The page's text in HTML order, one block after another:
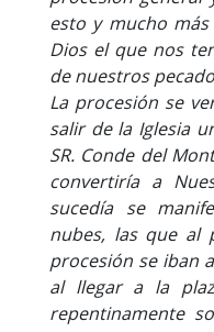
esto y mucho
Dios el que nos
de nuestros
La procesión se
salir de la Iglesia
SR. Conde del
convertiría a
sucedía se
nubes, las que al
procesión se iban
al llegar a la
repentinamente